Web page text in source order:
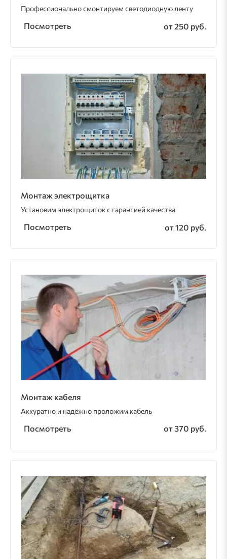
Профессионально смонтируем светодиодную ленту
Посмотреть от 250 руб.
Монтаж электрощитка
Установим электрощиток с гарантией качества
Посмотреть от 120 руб.
Монтаж кабеля
Аккуратно и надёжно проложим кабель
Посмотреть от 370 руб.